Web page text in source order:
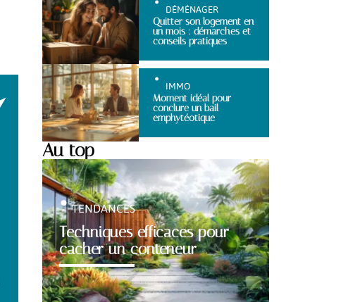
DÉMÉNAGER
Quitter son logement en
un mois : démarches et
conseils pratiques
IMMO
Moment idéal pour
conclure un bail
emphytéotique
Au top
Techniques efficaces pour
cacher un conteneur
TENDANCES